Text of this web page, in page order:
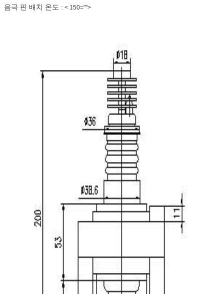
음극 핀 배치 온도 : < 150="">